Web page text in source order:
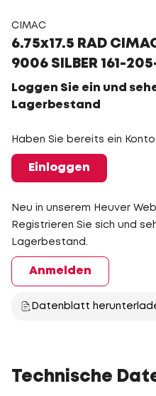
CIMAC
6.75x17.5 RAD
9006 SILBER 161-
Loggen Sie ein und
Lagerbestand
Haben Sie bereits ein
Einloggen
Neu in unserem Heuver
Registrieren Sie sich und
Lagerbestand.
Anmelden
Datenblatt
Technische